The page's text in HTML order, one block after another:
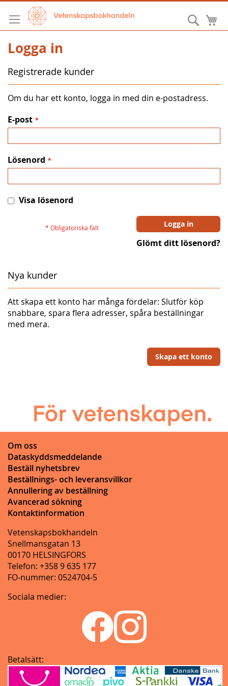
Hoppa
till
innehållet
Sök
Logga in
Registrerade kunder
Om du har ett konto, logga in med din e-postadress.
E-post
Lösenord
Visa lösenord
Logga in
Glömt ditt lösenord?
Nya kunder
Att skapa ett konto har många fördelar: Slutför köp
snabbare, spara flera adresser, spåra beställningar
med mera.
Skapa ett konto
Om oss
Dataskyddsmeddelande
Beställ nyhetsbrev
Beställnings- och leveransvillkor
Annullering av beställning
Avancerad sökning
Kontaktinformation
Vetenskapsbokhandeln
Snellmansgatan 13
00170 HELSINGFORS
Telefon: +358 9 635 177
FO-nummer: 0524704-5
Sociala medier:
Betalsätt: